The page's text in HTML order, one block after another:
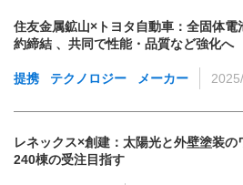
住友金属鉱山×トヨタ自動車：全固体
約締結 、共同で性能・品質など強化へ
提携 テクノロジー メーカー
レネックス×創建：太陽光と外壁塗装
240棟の受注目指す